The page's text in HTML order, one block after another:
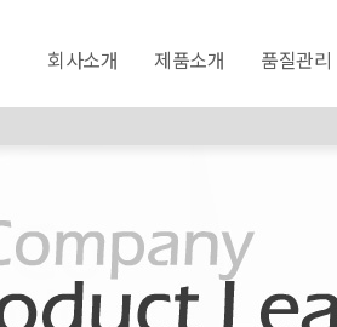
회사소개 제품소개 품질관리